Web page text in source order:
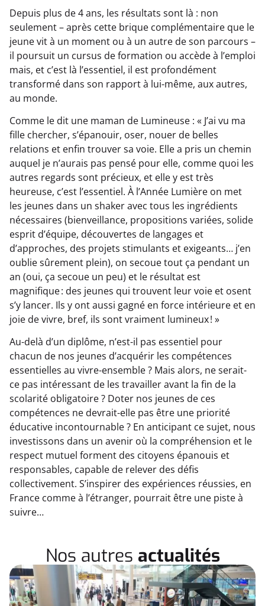
Depuis plus de 4 ans, les résultats sont là : non
seulement – après cette brique complémentaire que le
jeune vit à un moment ou à un autre de son parcours –
il poursuit un cursus de formation ou accède à l’emploi
mais, et c’est là l’essentiel, il est profondément
transformé dans son rapport à lui-même, aux autres,
au monde.
Comme le dit une maman de Lumineuse : « J’ai vu ma
fille chercher, s’épanouir, oser, nouer de belles
relations et enfin trouver sa voie. Elle a pris un chemin
auquel je n’aurais pas pensé pour elle, comme quoi les
autres regards sont précieux, et elle y est très
heureuse, c’est l’essentiel. À l’Année Lumière on met
les jeunes dans un shaker avec tous les ingrédients
nécessaires (bienveillance, propositions variées, solide
esprit d’équipe, découvertes de langages et
d’approches, des projets stimulants et exigeants… j’en
oublie sûrement plein), on secoue tout ça pendant un
an (oui, ça secoue un peu) et le résultat est
magnifique : des jeunes qui trouvent leur voie et osent
s’y lancer. Ils y ont aussi gagné en force intérieure et en
joie de vivre, bref, ils sont vraiment lumineux ! »
Au-delà d’un diplôme, n’est-il pas essentiel pour
chacun de nos jeunes d’acquérir les compétences
essentielles au vivre-ensemble ? Mais alors, ne serait-
ce pas intéressant de les travailler avant la fin de la
scolarité obligatoire ? Doter nos jeunes de ces
compétences ne devrait-elle pas être une priorité
éducative incontournable ? En anticipant ce sujet, nous
investissons dans un avenir où la compréhension et le
respect mutuel forment des citoyens épanouis et
responsables, capable de relever des défis
collectivement. S’inspirer des expériences réussies, en
France comme à l’étranger, pourrait être une piste à
suivre…
Nos autres actualités